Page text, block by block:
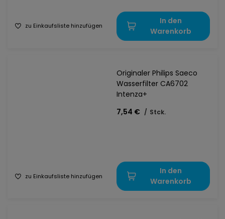
zu Einkaufsliste hinzufügen
In den
Warenkorb
Originaler Philips Saeco
Wasserfilter CA6702
Intenza+
7,54 € / Stck.
zu Einkaufsliste hinzufügen
In den
Warenkorb